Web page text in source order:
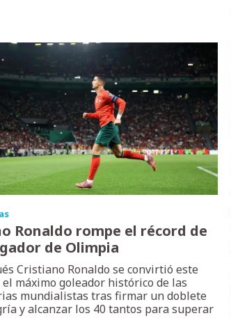
Ronaldo rompe el récord de
de Olimpia
Cristiano Ronaldo se convirtió este
máximo goleador histórico de las
mundialistas tras firmar un doblete
y alcanzar los 40 tantos para superar